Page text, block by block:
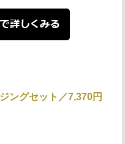
ングセット／7,370円